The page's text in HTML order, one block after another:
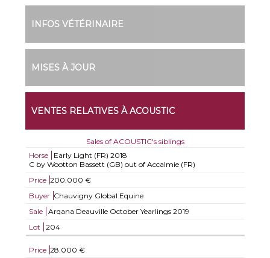
INFOS VÉTÉRINAIRE
MISES À JOUR
VENTES RELATIVES À ACOUSTIC
Sales of ACOUSTIC's siblings
Horse
Early Light (FR) 2018
C by Wootton Bassett (GB) out of Accalmie (FR)
Price 200.000 €
Buyer Chauvigny Global Equine
Sale
Arqana Deauville October Yearlings 2019
Lot
204
Price 28.000 €